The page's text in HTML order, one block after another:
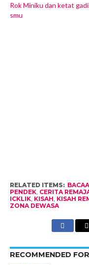
Rok Miniku dan ketat
smu
RELATED ITEMS:
PENDEK, CERITA
ICKLIK, KISAH, KISAH
ZONA DEWASA
RECOMMENDED